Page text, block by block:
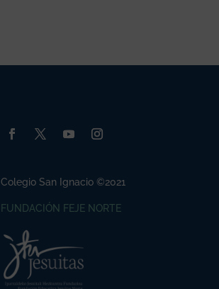
Colegio San Ignacio ©2021
FUNDACIÓN FEJE NORTE